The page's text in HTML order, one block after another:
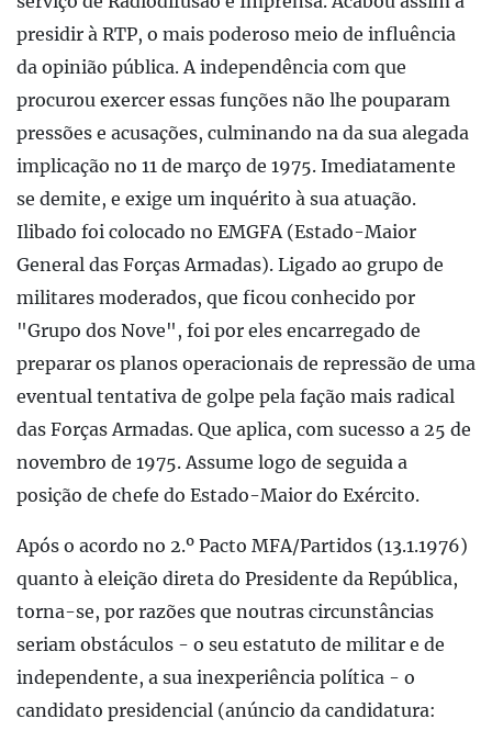
presidir à RTP, o mais poderoso meio de influência
da opinião pública. A independência com que
procurou exercer essas funções não lhe pouparam
pressões e acusações, culminando na da sua alegada
implicação no 11 de março de 1975. Imediatamente
se demite, e exige um inquérito à sua atuação.
Ilibado foi colocado no EMGFA (Estado-Maior
General das Forças Armadas). Ligado ao grupo de
militares moderados, que ficou conhecido por
"Grupo dos Nove", foi por eles encarregado de
preparar os planos operacionais de repressão de uma
eventual tentativa de golpe pela fação mais radical
das Forças Armadas. Que aplica, com sucesso a 25 de
novembro de 1975. Assume logo de seguida a
posição de chefe do Estado-Maior do Exército.
Após o acordo no 2.º Pacto MFA/Partidos (13.1.1976)
quanto à eleição direta do Presidente da República,
torna-se, por razões que noutras circunstâncias
seriam obstáculos - o seu estatuto de militar e de
independente, a sua inexperiência política - o
candidato presidencial (anúncio da candidatura: